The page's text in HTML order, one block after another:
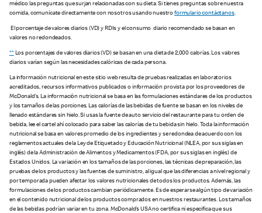
médico las preguntas que surjan relacionadas con su dieta. Si tienes preguntas sobre nuestra
comida, comunícate directamente con nosotros usando nuestroformulario contáctanos.
El porcentaje de valores diarios (VD) y RDIs y el consumo diario recomendado se basan en
valores no redondeados.
**Los porcentajes de valores diarios (VD) se basan en una dieta de 2,000 calorías. Los valores
diarios varían según las necesidades calóricas de cada persona.
La información nutricional en este sitio web resulta de pruebas realizadas en laboratorios
acreditados, recursos informativos publicados o información provista por los proveedores de
McDonald’s. La información nutricional se basa en las formulaciones estándares de los productos
y los tamaños de las porciones. Las calorías de las bebidas de fuente se basan en los niveles de
llenado estándares sin hielo. Si usas la fuente de auto servicio del restaurante para tu orden de
bebida, lee el cartel ahí colocado para saber las calorías de tu bebida sin hielo. Toda la información
nutricional se basa en valores promedio de los ingredientes y se redondea de acuerdo con los
reglamentos actuales de la Ley de Etiquetado y Educación Nutricional (NLEA, por sus siglas en
inglés) de la Administración de Alimentos y Medicamentos (FDA, por sus siglas en inglés) de
Estados Unidos. La variación en los tamaños de las porciones, las técnicas de preparación, las
pruebas de los productos y las fuentes de suministro, al igual que las diferencias a nivel regional y
por temporada pueden afectar los valores nutricionales de todos los productos. Además, las
formulaciones de los productos cambian periódicamente. Es de esperarse algún tipo de variación
en el contenido nutricional de los productos comprados en nuestros restaurantes. Los tamaños
de las bebidas podrían variar en tu zona. McDonald’s USA no certifica ni especifica que sus